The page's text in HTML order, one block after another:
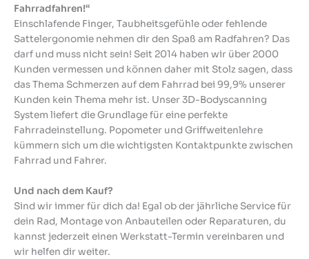
Fahrradfahren!“
Einschlafende Finger, Taubheitsgefühle oder fehlende
Sattelergonomie nehmen dir den Spaß am Radfahren? Das
darf und muss nicht sein! Seit 2014 haben wir über 2000
Kunden vermessen und können daher mit Stolz sagen, dass
das Thema Schmerzen auf dem Fahrrad bei 99,9% unserer
Kunden kein Thema mehr ist. Unser 3D-Bodyscanning
System liefert die Grundlage für eine perfekte
Fahrradeinstellung. Popometer und Griffweitenlehre
kümmern sich um die wichtigsten Kontaktpunkte zwischen
Fahrrad und Fahrer.
Und nach dem Kauf?
Sind wir immer für dich da! Egal ob der jährliche Service für
dein Rad, Montage von Anbauteilen oder Reparaturen, du
kannst jederzeit einen Werkstatt-Termin vereinbaren und
wir helfen dir weiter.